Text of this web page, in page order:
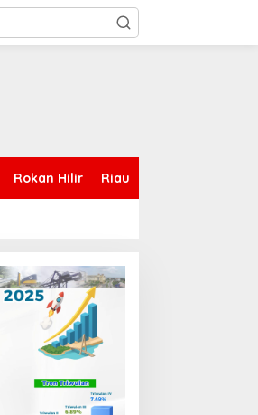
Rokan Hilir Riau